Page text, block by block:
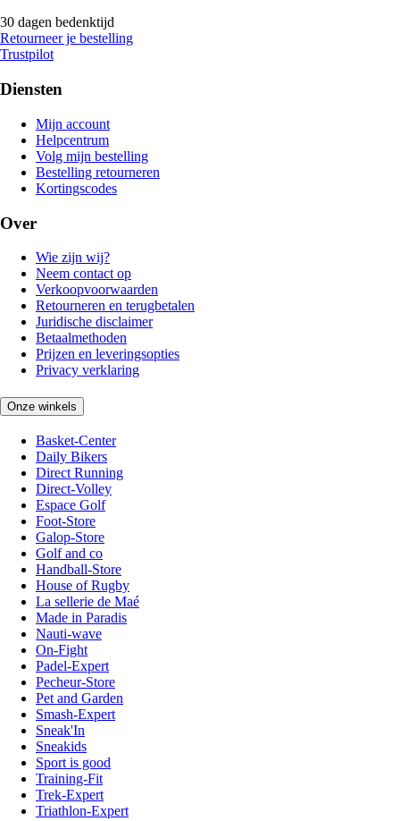
30 dagen bedenktijd
Retourneer je bestelling
Trustpilot
Diensten
Mijn account
Helpcentrum
Volg mijn bestelling
Bestelling retourneren
Kortingscodes
Over
Wie zijn wij?
Neem contact op
Verkoopvoorwaarden
Retourneren en terugbetalen
Juridische disclaimer
Betaalmethoden
Prijzen en leveringsopties
Privacy verklaring
Onze winkels
Basket-Center
Daily Bikers
Direct Running
Direct-Volley
Espace Golf
Foot-Store
Galop-Store
Golf and co
Handball-Store
House of Rugby
La sellerie de Maé
Made in Paradis
Nauti-wave
On-Fight
Padel-Expert
Pecheur-Store
Pet and Garden
Smash-Expert
Sneak'In
Sneakids
Sport is good
Training-Fit
Trek-Expert
Triathlon-Expert